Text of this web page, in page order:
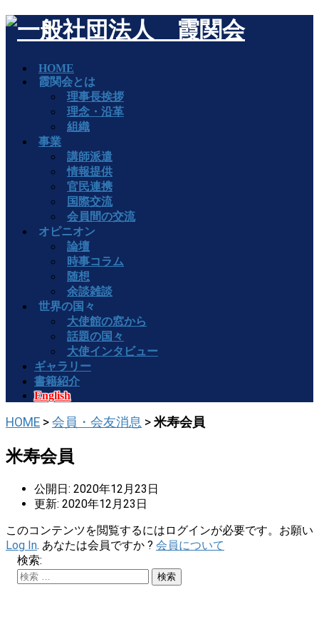
HOME
霞関会とは
理事長挨拶
理念・沿革
組織
事業
講師派遣
情報提供
官民連携
国際交流
会員間の交流
オピニオン
論壇
時事コラム
随想
余談雑談
世界の国々
大使館の窓から
話題の国々
大使インタビュー
ギャラリー
書籍紹介
English
HOME > 会員・会友消息 > 米寿会員
米寿会員
公開日: 2020年12月23日
更新: 2020年12月23日
このコンテンツを閲覧するにはログインが必要です。お願い
Log In. あなたは会員ですか ? 会員について
検索: